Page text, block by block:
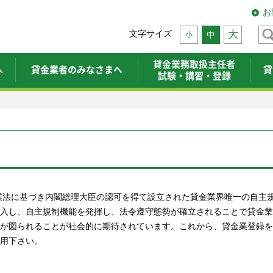
文字サイズ 小 中 大
貸金業者のみなさまへ
貸金業務取扱主任者
試験・講習・登録
に基づき内閣総理大臣の認可を得て設立された貸金業界唯一の自主
し、自主規制機能を発揮し、法令遵守態勢が確立されることで貸金業
図られることが社会的に期待されています。これから、貸金業登録を
下さい。